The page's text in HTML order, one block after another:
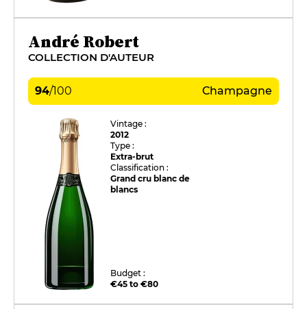
André Robert
COLLECTION D'AUTEUR
94/100 Champagne
Vintage :
2012
Type :
Extra-brut
Classification :
Grand cru blanc de
blancs
Budget :
€45 to €80